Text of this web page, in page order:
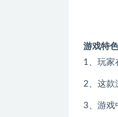
游戏特色
1、玩家
2、这款
3、游戏